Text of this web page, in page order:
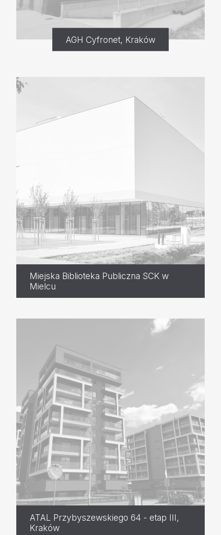
AGH Cyfronet, Kraków
Miejska Biblioteka Publiczna SCK w
Mielcu
ATAL Przybyszewskiego 64 - etap III,
Kraków